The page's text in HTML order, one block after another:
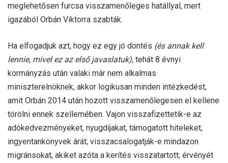
meglehetősen furcsa visszamenőleges hatállyal, mert
igazából Orbán Viktorra szabták.
Ha elfogadjuk azt, hogy ez egy jó döntés (és annak kell
lennie, mivel ez az első javaslatuk), tehát 8 évnyi
kormányzás után valaki már nem alkalmas
miniszterelnöknek, akkor logikusan minden intézkedést,
amit Orbán 2014 után hozott visszamenőlegesen el kellene
törölni ennek szellemében. Vajon visszafizettetik-e az
adókedvezményeket, nyugdíjakat, támogatott hiteleket,
ingyentankönyvek árát; visszacsalogatják-e mindazon
migránsokat, akiket azóta a kerítés visszatartott; érvényét